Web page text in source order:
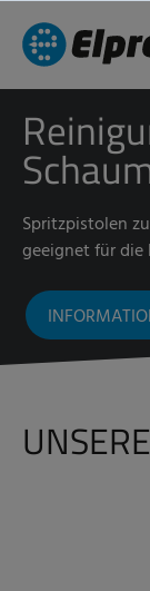
Spritzpistolen
geeignet für
UNSERE